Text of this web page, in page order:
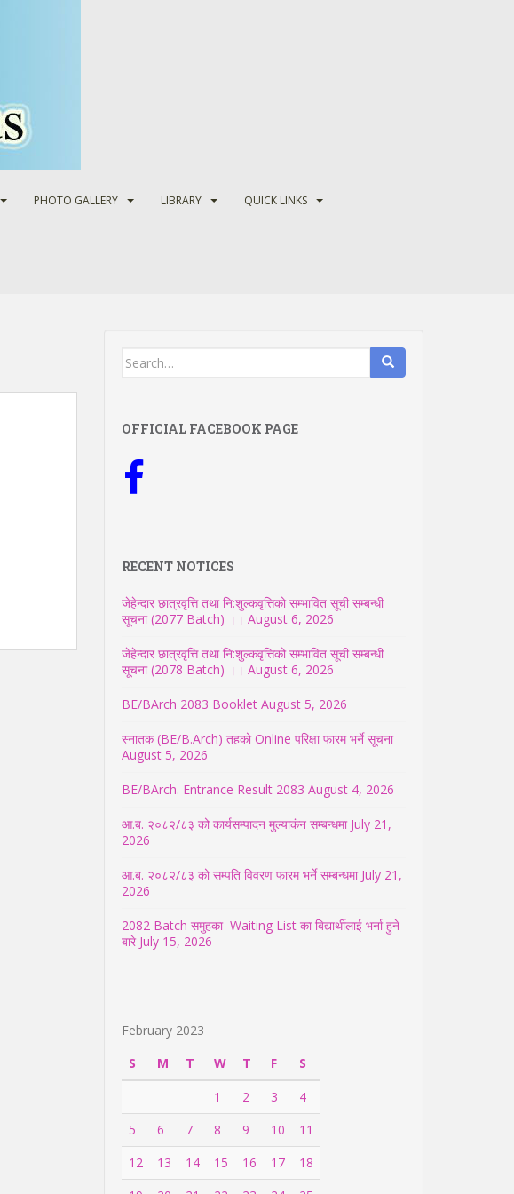
PHOTO GALLERY LIBRARY QUICK LINKS
Search
OFFICIAL FACEBOOK PAGE
RECENT NOTICES
जेहेन्दार छात्रवृत्ति तथा नि:शुल्कवृत्तिको सम्भावित सूची सम्बन्धी
सूचना (2077 Batch) ।। August 6, 2026
जेहेन्दार छात्रवृत्ति तथा नि:शुल्कवृत्तिको सम्भावित सूची सम्बन्धी
सूचना (2078 Batch) ।। August 6, 2026
BE/BArch 2083 Booklet August 5, 2026
स्नातक (BE/B.Arch) तहको Online परिक्षा फारम भर्ने सूचना
August 5, 2026
BE/BArch. Entrance Result 2083 August 4, 2026
आ.ब. २०८२/८३ को कार्यसम्पादन मुल्याकंन सम्बन्धमा July 21,
2026
आ.ब. २०८२/८३ को सम्पति विवरण फारम भर्ने सम्बन्धमा July 21,
2026
2082 Batch समुहका Waiting List का बिद्यार्थीलाई भर्ना हुने
बारे July 15, 2026
February 2023
S
M T W T F
S
1
2 3
4
5
6 7 8 9 10
11
12
13 14 15 16 17
18